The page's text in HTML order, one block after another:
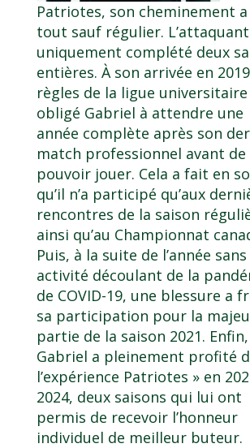
Patriotes, son cheminement
tout sauf régulier.
uniquement complété deux
entières. À son arrivée en
règles de la ligue
obligé Gabriel à attendre une
année complète après son
match professionnel avant de
pouvoir jouer. Cela a fait en
qu’il n’a participé qu’aux
rencontres de la saison
ainsi qu’au Championnat
Puis, à la suite de l’année sans
activité découlant de la
de COVID-19, une blessure a
sa participation pour la
partie de la saison 2021. Enfin,
Gabriel a pleinement profité
l’expérience Patriotes » en
2024, deux saisons qui lui ont
permis de recevoir l’honneur
individuel de meilleur buteur.